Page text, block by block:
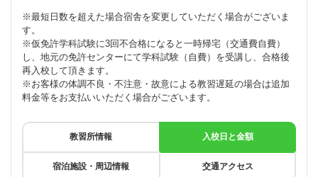
※最短日数を超えた場合宿舎を変更していただく場合がございま
す。
※仮免許学科試験に3回不合格になると一時帰宅（交通費自費）
し、地元の免許センターにて学科試験（自費）を受講し、合格後
再入校して頂きます。
※お客様の体調不良・不注意・故意による教習遅延の場合は追加
料金等をお支払いいただく場合がございます。
教習所情報 入校日と金額
宿泊施設・周辺情報 交通アクセス